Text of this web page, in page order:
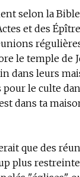
selon la Bible
et des
le temple de
dans leurs
le culte
dans ta
que des
plus